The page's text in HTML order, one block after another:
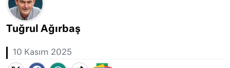
Tuğrul Ağırbaş
10 Kasım 2025